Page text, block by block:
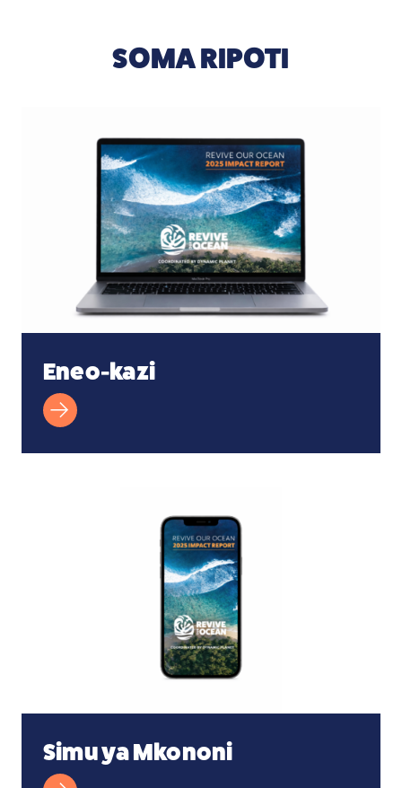
SOMA RIPOTI
Eneo-kazi
Simu ya Mkononi